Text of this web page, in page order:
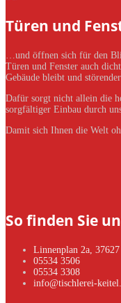
Türen und
…und öffnen sich für den
Türen und Fenster auch
Gebäude bleibt und
Dafür sorgt nicht allein die
sorgfältiger Einbau durch
Damit sich Ihnen die Welt
So finden Sie
Linnenplan 2a,
05534 3506
05534 3308
info@tischlerei-